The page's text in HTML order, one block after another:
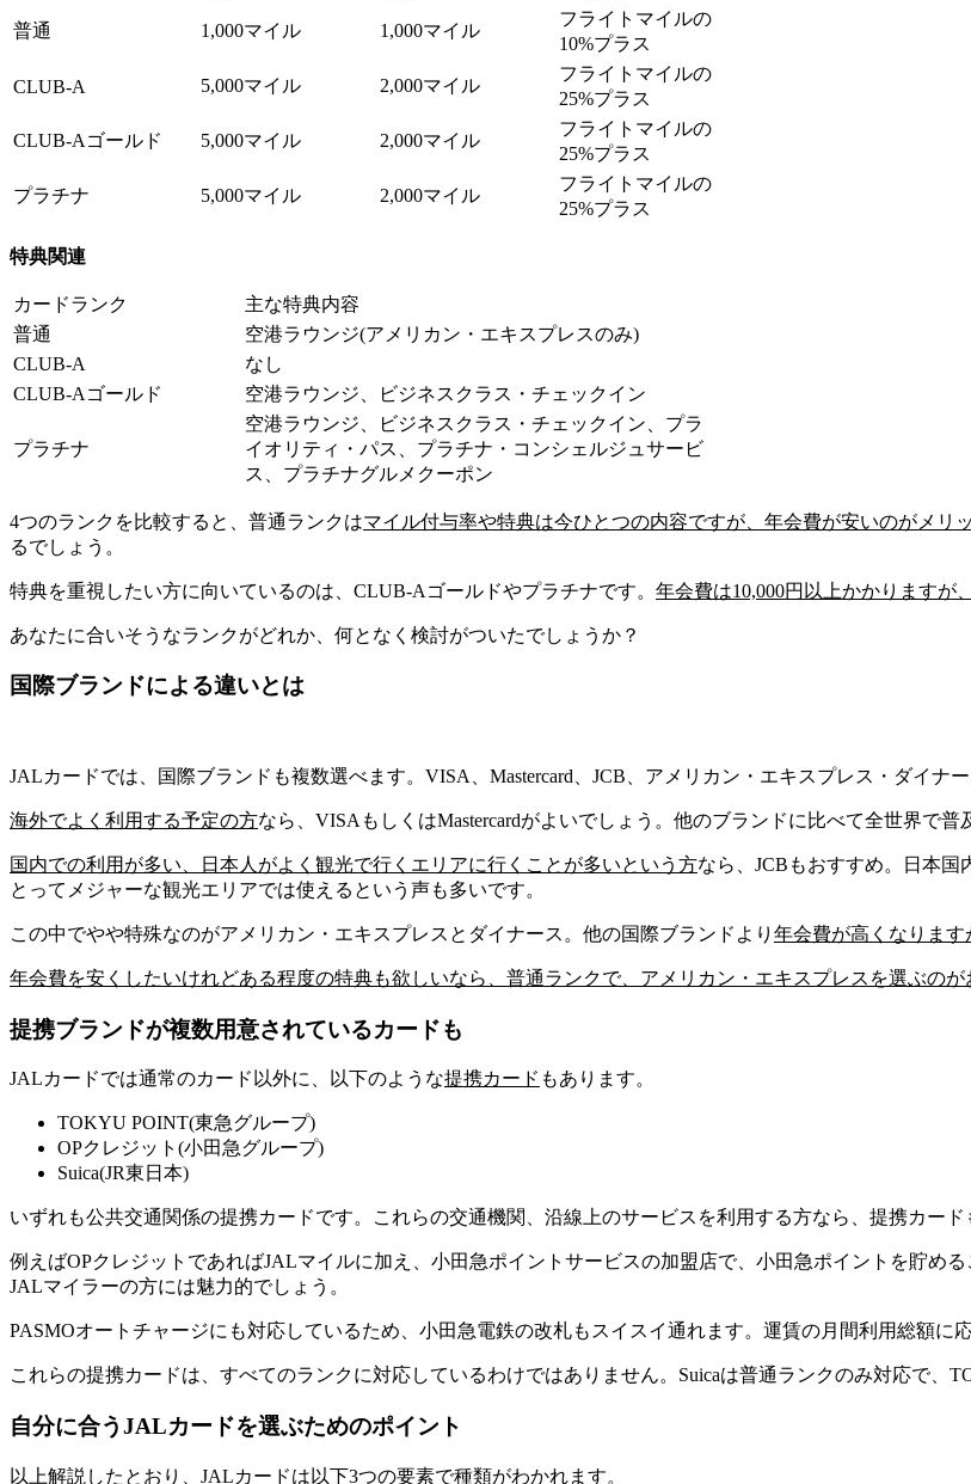
普通 1,000マイル 1,000マイル
フライトマイルの
10%プラス
CLUB-A 5,000マイル 2,000マイル
フライトマイルの
25%プラス
CLUB-Aゴールド 5,000マイル 2,000マイル
フライトマイルの
25%プラス
プラチナ 5,000マイル 2,000マイル
フライトマイルの
25%プラス
特典関連
カードランク
主な特典内容
普通
空港ラウンジ(アメリカン・エキスプレスのみ)
CLUB-A
なし
CLUB-Aゴールド
空港ラウンジ、ビジネスクラス・チェックイン
プラチナ
空港ラウンジ、ビジネスクラス・チェックイン、プラ
イオリティ・パス、プラチナ・コンシェルジュサービ
ス、プラチナグルメクーポン
4つのランクを比較すると、 普通ランクはマイル付与率や特典は今ひとつの内容ですが、 年会費が安いのがメリ
るでしょう。
特典を重視したい方に向いているのは、 CLUB-Aゴールドやプラチナです。 年会費は10,000円以上かかりますが、
あなたに合いそうなランクがどれか、何となく検討がついたでしょうか？
国際ブランドによる違いとは
JALカードでは、国際ブランドも複数選べます。 VISA、Mastercard、JCB、アメリカン・エキスプレス・ダイナ
海外でよく利用する予定の方なら、 VISA もしくはMastercardがよいでしょう。他のブランドに比べて全世界で普
国内での利用が多い、日本人がよく観光で行くエリアに行くことが多いという方なら、 JCB もおすすめ。日本国
とってメジャーな観光エリアでは使える という声も多いです。
この中でやや特殊なのがアメリカン・エキスプレス と ダイナース 。他の国際ブランドより 年会費が高くなりま
年会費を安くしたいけれどある程度の特典も欲しいなら、普通ランクで、アメリカン・エキスプレスを選ぶのが
提携ブランドが複数用意されているカードも
JALカードでは通常のカード以外に、以下のような提携カード もあります。
TOKYU POINT(東急グループ)
OPクレジット(小田急グループ)
Suica(JR東日本)
いずれも公共交通関係の提携カードです。これらの交通機関、沿線上のサービスを利用する方なら、提携カード
例えばOPクレジット であればJALマイルに加え、小田急ポイントサービスの加盟店で、小田急ポイントを貯める
JALマイラーの方には魅力的でしょう。
PASMOオートチャージにも対応しているため、 小田急電鉄の改札もスイスイ通れます。運賃の月間利用総額に応
これらの提携カードは、すべてのランクに対応しているわけではありません。Suicaは普通ランクのみ対応で、
自分に合うJALカードを選ぶためのポイント
以上解説したとおり、JALカードは 以下3つの要素で種類がわかれます。